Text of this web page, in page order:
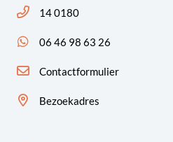
Bel ons: 14 0180
14 0180
App ons: 06 46 98 63 26 (WhatsApp)
06 46 98 63 26
Contactformulier
Bezoekadres